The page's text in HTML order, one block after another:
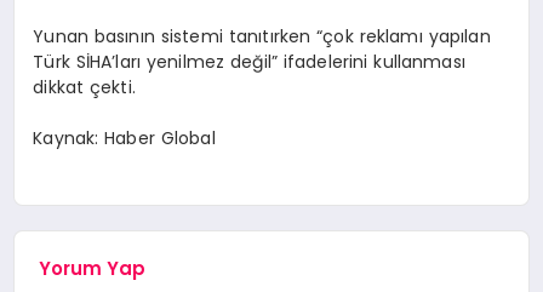
Yunan basının sistemi tanıtırken “çok reklamı yapılan
Türk SİHA’ları yenilmez değil” ifadelerini kullanması
dikkat çekti.
Kaynak: Haber Global
Yorum Yap